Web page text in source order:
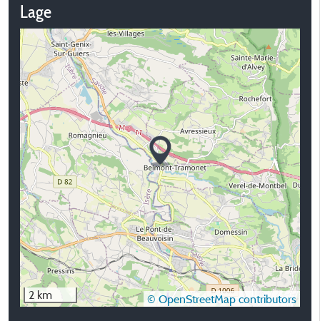
Lage
2 km © OpenStreetMap contributors